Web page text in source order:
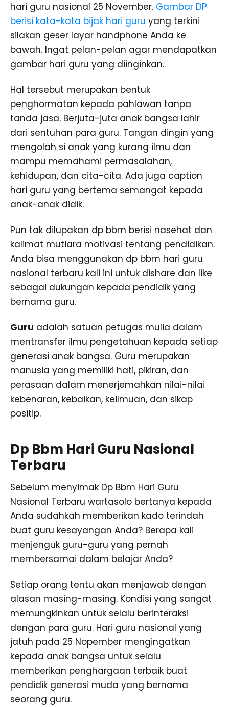
hari guru nasional 25 November. Gambar DP
berisi kata-kata bijak hari guru yang terkini
silakan geser layar handphone Anda ke
bawah. Ingat pelan-pelan agar mendapatkan
gambar hari guru yang diinginkan.
Hal tersebut merupakan bentuk
penghormatan kepada pahlawan tanpa
tanda jasa. Berjuta-juta anak bangsa lahir
dari sentuhan para guru. Tangan dingin yang
mengolah si anak yang kurang ilmu dan
mampu memahami permasalahan,
kehidupan, dan cita-cita. Ada juga caption
hari guru yang bertema semangat kepada
anak-anak didik.
Pun tak dilupakan dp bbm berisi nasehat dan
kalimat mutiara motivasi tentang pendidikan.
Anda bisa menggunakan dp bbm hari guru
nasional terbaru kali ini untuk dishare dan like
sebagai dukungan kepada pendidik yang
bernama guru.
Guru adalah satuan petugas mulia dalam
mentransfer ilmu pengetahuan kepada setiap
generasi anak bangsa. Guru merupakan
manusia yang memiliki hati, pikiran, dan
perasaan dalam menerjemahkan nilai-nilai
kebenaran, kebaikan, keilmuan, dan sikap
positip.
Dp Bbm Hari Guru Nasional
Terbaru
Sebelum menyimak Dp Bbm Hari Guru
Nasional Terbaru wartasolo bertanya kepada
Anda sudahkah memberikan kado terindah
buat guru kesayangan Anda? Berapa kali
menjenguk guru-guru yang pernah
membersamai dalam belajar Anda?
Setiap orang tentu akan menjawab dengan
alasan masing-masing. Kondisi yang sangat
memungkinkan untuk selalu berinteraksi
dengan para guru. Hari guru nasional yang
jatuh pada 25 Nopember mengingatkan
kepada anak bangsa untuk selalu
memberikan penghargaan terbaik buat
pendidik generasi muda yang bernama
seorang guru.